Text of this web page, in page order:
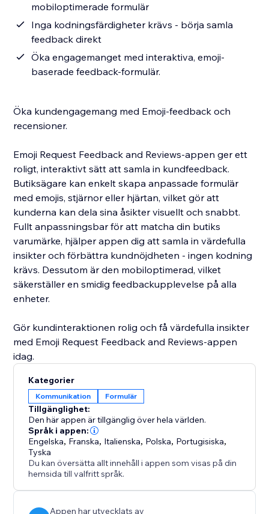
mobiloptimerade formulär
Inga kodningsfärdigheter krävs - börja samla
feedback direkt
Öka engagemanget med interaktiva, emoji-
baserade feedback-formulär.
Öka kundengagemang med Emoji-feedback och
recensioner.
Emoji Request Feedback and Reviews-appen ger ett
roligt, interaktivt sätt att samla in kundfeedback.
Butiksägare kan enkelt skapa anpassade formulär
med emojis, stjärnor eller hjärtan, vilket gör att
kunderna kan dela sina åsikter visuellt och snabbt.
Fullt anpassningsbar för att matcha din butiks
varumärke, hjälper appen dig att samla in värdefulla
insikter och förbättra kundnöjdheten - ingen kodning
krävs. Dessutom är den mobiloptimerad, vilket
säkerställer en smidig feedbackupplevelse på alla
enheter.
Gör kundinteraktionen rolig och få värdefulla insikter
med Emoji Request Feedback and Reviews-appen
idag.
Kategorier
Kommunikation Formulär
Tillgänglighet:
Den här appen är tillgänglig över hela världen.
Språk i appen:
Engelska, Franska, Italienska, Polska, Portugisiska,
Tyska
Du kan översätta allt innehåll i appen som visas på din
hemsida till valfritt språk.
Appen har utvecklats av